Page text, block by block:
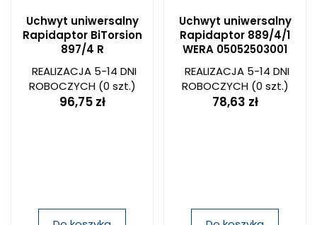
Uchwyt uniwersalny
Rapidaptor BiTorsion
897/4 R
REALIZACJA 5-14 DNI
ROBOCZYCH(0 szt.)
96,75 zł
Uchwyt uniwersalny
Rapidaptor 889/4/1
WERA 05052503001
REALIZACJA 5-14 DNI
ROBOCZYCH(0 szt.)
78,63 zł